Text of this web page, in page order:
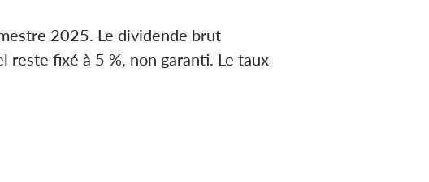
2025. Le dividende brut
reste fixé à 5 %, non garanti. Le taux